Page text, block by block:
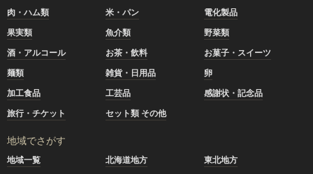
肉・ハム類 米・パン
電化製品
果実類
魚介類
野菜類
酒・アルコール
お茶・飲料
お菓子・スイーツ
麺類
雑貨・日用品
卵
加工食品
工芸品
感謝状・記念品
旅行・チケット
セット類 その他
地域でさがす
地域一覧 北海道地方
東北地方